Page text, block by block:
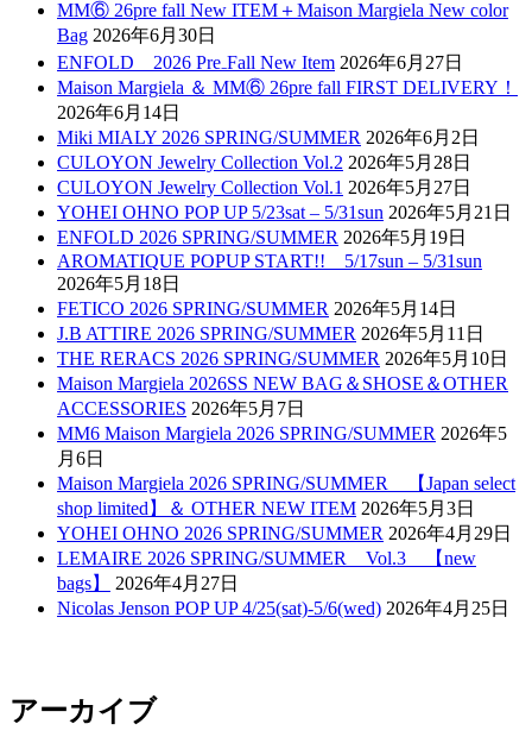
MM⑥ 26pre fall New ITEM＋Maison Margiela New color
Bag 2026年6月30日
ENFOLD 2026 Pre₋Fall New Item 2026年6月27日
Maison Margiela ＆ MM⑥ 26pre fall FIRST DELIVERY！
2026年6月14日
Miki MIALY 2026 SPRING/SUMMER 2026年6月2日
CULOYON Jewelry Collection Vol.2 2026年5月28日
CULOYON Jewelry Collection Vol.1 2026年5月27日
YOHEI OHNO POP UP 5/23sat – 5/31sun 2026年5月21日
ENFOLD 2026 SPRING/SUMMER 2026年5月19日
AROMATIQUE POPUP START!! 5/17sun – 5/31sun
2026年5月18日
FETICO 2026 SPRING/SUMMER 2026年5月14日
J.B ATTIRE 2026 SPRING/SUMMER 2026年5月11日
THE RERACS 2026 SPRING/SUMMER 2026年5月10日
Maison Margiela 2026SS NEW BAG＆SHOSE＆OTHER
ACCESSORIES 2026年5月7日
MM6 Maison Margiela 2026 SPRING/SUMMER 2026年5
月6日
Maison Margiela 2026 SPRING/SUMMER 【Japan select
shop limited】＆ OTHER NEW ITEM 2026年5月3日
YOHEI OHNO 2026 SPRING/SUMMER 2026年4月29日
LEMAIRE 2026 SPRING/SUMMER Vol.3 【new
bags】
2026年4月27日
Nicolas Jenson POP UP 4/25(sat)-5/6(wed) 2026年4月25日
アーカイブ